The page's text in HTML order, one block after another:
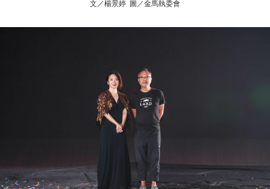
文／楊景婷 圖／金馬執委會